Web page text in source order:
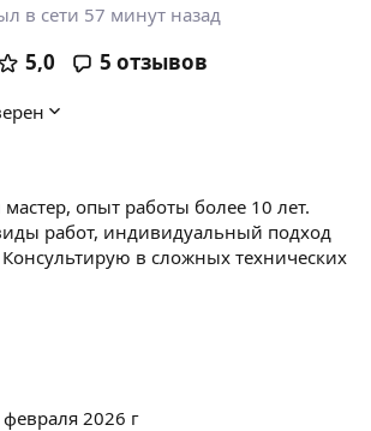
в сети 57 минут назад
5,0 5 отзывов
опыт работы более 10 лет.
работ, индивидуальный подход
в сложных технических
февраля 2026 г